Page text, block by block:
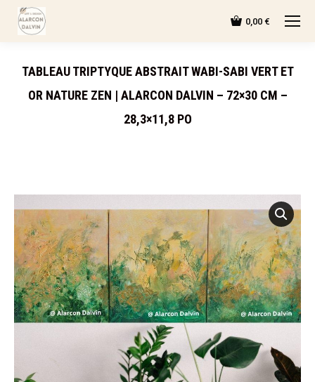
0,00 €
TABLEAU TRIPTYQUE ABSTRAIT WABI-SABI VERT ET
OR NATURE ZEN | ALARCON DALVIN – 72×30 CM –
28,3×11,8 PO